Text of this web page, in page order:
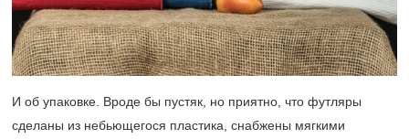
И об упаковке. Вроде бы пустяк, но приятно, что футляры
сделаны из небьющегося пластика, снабжены мягкими